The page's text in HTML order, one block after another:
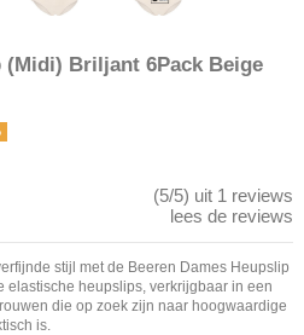
(Midi) Briljant 6Pack Beige
(5/5) uit 1 reviews
lees de reviews
stijl met de Beeren Dames Heupslip
elastische heupslips, verkrijgbaar in een
die op zoek zijn naar hoogwaardige
is.